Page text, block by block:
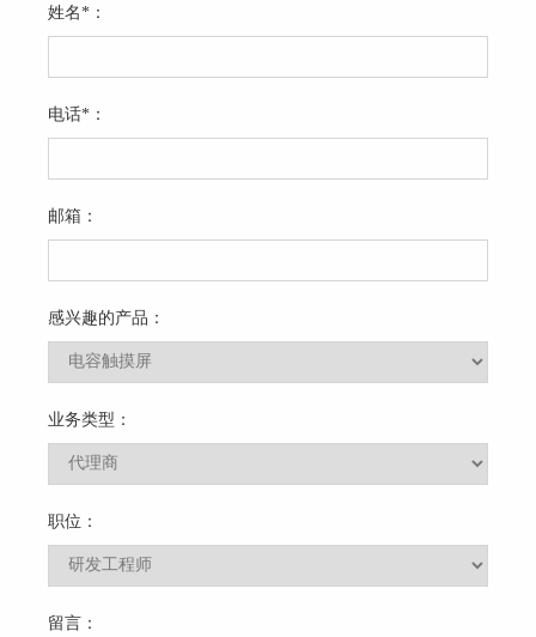
姓名*：
电话*：
邮箱：
感兴趣的产品：
业务类型：
职位：
留言：